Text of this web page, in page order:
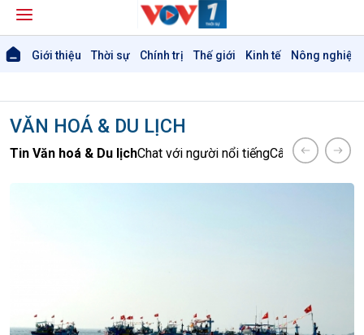
Giới thiệu Thời sự Chính trị Thế giới Kinh tế Nông nghiệp
VĂN HOÁ & DU LỊCH
Tin Văn hoá & Du lịchChat với người nổi tiếngCâu chuyện Thể